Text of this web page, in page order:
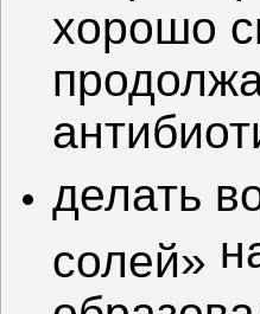
хорошо
делать
солей»